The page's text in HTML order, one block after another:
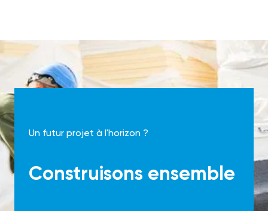
Un futur projet à l'horizon ?
Construisons ensemble